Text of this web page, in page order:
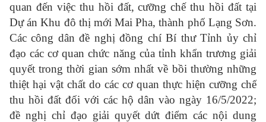
quan đến việc thu hồi đất, cưỡng chế thu hồi đất tại
Dự án Khu đô thị mới Mai Pha, thành phố Lạng Sơn.
Các công dân đề nghị đồng chí Bí thư Tỉnh ủy chỉ
đạo các cơ quan chức năng của tỉnh khẩn trương giải
quyết trong thời gian sớm nhất về bồi thường những
thiệt hại vật chất do các cơ quan thực hiện cưỡng chế
thu hồi đất đối với các hộ dân vào ngày 16/5/2022;
đề nghị chỉ đạo giải quyết dứt điểm các nội dung